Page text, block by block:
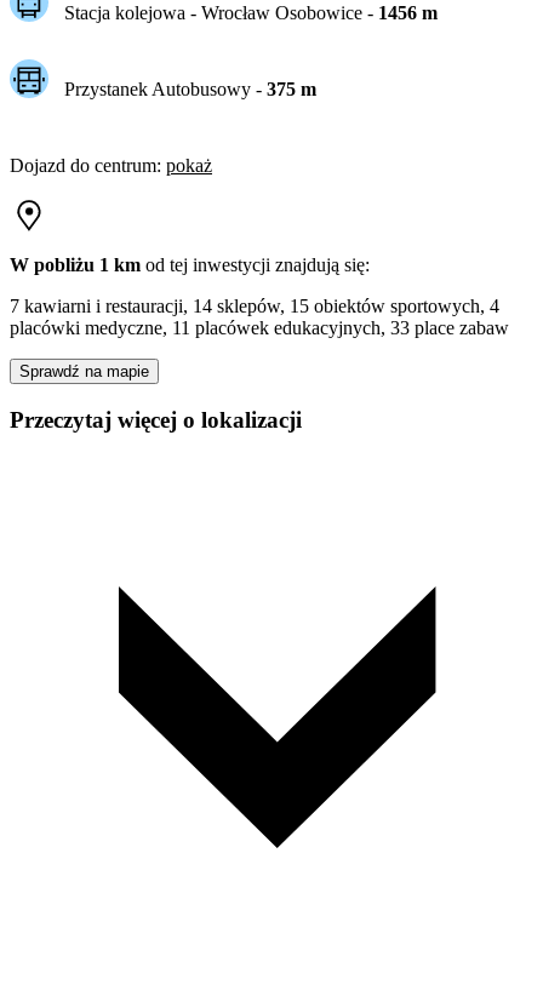
Stacja kolejowa - Wrocław Osobowice- 1456m
Przystanek Autobusowy - 375m
Dojazd do centrum: pokaż
W pobliżu 1 km od tej inwestycji znajdują się:
7 kawiarni i restauracji, 14 sklepów, 15 obiektów sportowych, 4
placówki medyczne, 11 placówek edukacyjnych, 33 place zabaw
Sprawdź na mapie
Przeczytaj więcej o lokalizacji